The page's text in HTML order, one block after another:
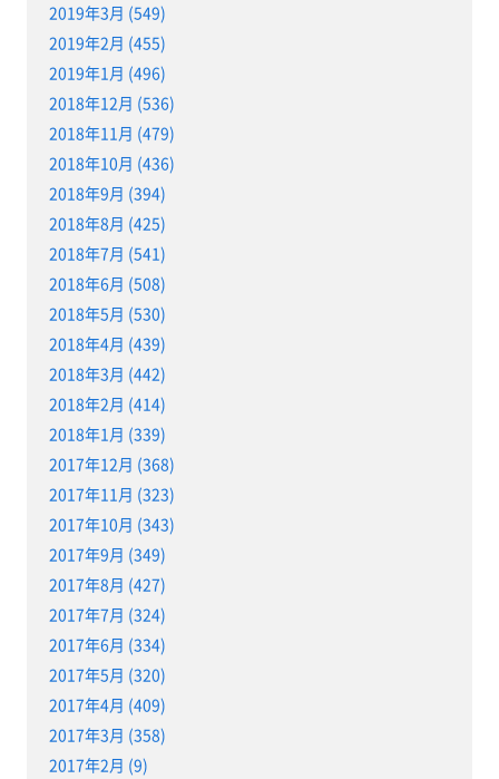
2019年3月 (549)
2019年2月 (455)
2019年1月 (496)
2018年12月 (536)
2018年11月 (479)
2018年10月 (436)
2018年9月 (394)
2018年8月 (425)
2018年7月 (541)
2018年6月 (508)
2018年5月 (530)
2018年4月 (439)
2018年3月 (442)
2018年2月 (414)
2018年1月 (339)
2017年12月 (368)
2017年11月 (323)
2017年10月 (343)
2017年9月 (349)
2017年8月 (427)
2017年7月 (324)
2017年6月 (334)
2017年5月 (320)
2017年4月 (409)
2017年3月 (358)
2017年2月 (9)